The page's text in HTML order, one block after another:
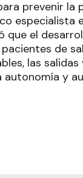
prevenir la
especialista
que el
de
las
y